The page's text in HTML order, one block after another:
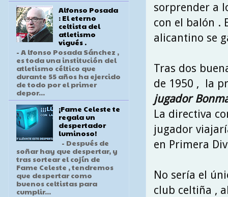
sorprender a
con el balón .
alicantino se
Tras dos
de 1950 , la
jugador
La directiva
jugador
en Primera
No sería el
club celtiña ,
Alfonso Posada
: El eterno
celtista del
atletismo
vigués .
- A lfonso Posada Sánchez ,
es toda una institución del
atletismo céltico que
durante 55 años ha ejercido
de todo por el primer
depor...
¡Fame Celeste te
regala un
despertador
luminoso!
- Después de
soñar hay que despertar, y
tras sortear el cojín de
Fame Celeste , tendremos
que despertar como
buenos celtistas para
cumplir...